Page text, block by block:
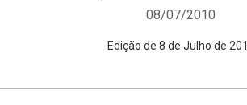
08/07/2010
Edição de 8 de Julho de